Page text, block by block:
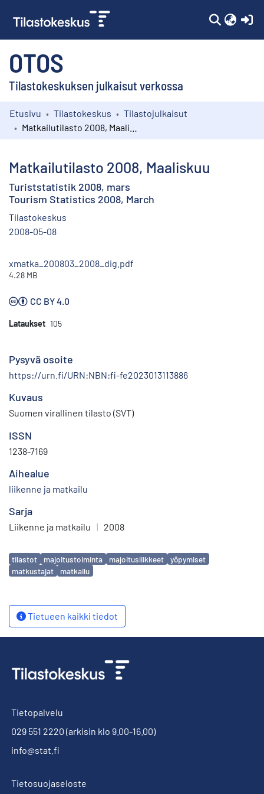
OTOS
Tilastokeskuksen julkaisut verkossa
Kokoelmat
Etusivu Tilastokeskus
Tilastojulkaisut
Matkailutilasto 2008, Maaliskuu
Turiststatistik 2008, mars
Tourism Statistics 2008, March
Tilastokeskus
2008-05-08
xmatka_200803_2008_dig.pdf
4.28 MB
CC BY 4.0
Lataukset 105
Pysyvä osoite
https://urn.fi/URN:NBN:fi-fe2023013113886
Kuvaus
Suomen virallinen tilasto (SVT)
ISSN
1238-7169
Aihealue
liikenne ja matkailu
Sarja
Liikenne ja matkailu | 2008
Avainsanat
tilastot majoitustoiminta majoitusliikkeet
yöpymiset
matkustajat
matkailu
Tietueen kaikki tiedot
Tietopalvelu
029 551 2220 (arkisin klo 9.00-16.00)
info@stat.fi
Tietosuojaseloste